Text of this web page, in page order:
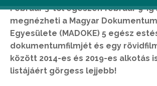
Február 3-tól egészen február 9-ig
megnézheti a Magyar
Egyesülete (MADOKE) 5 egész
dokumentumfilmjét és egy
között 2014-es és 2019-es alkotás
listájáért görgess lejjebb!